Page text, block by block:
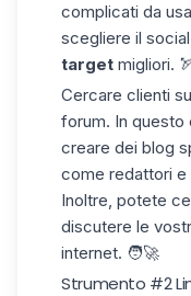
complicati da
scegliere il
target migliori.
Cercare clienti
forum. In questo
creare dei blog
come redattori e
Inoltre, potete
discutere le
internet. 🧑🚀
Strumento #2